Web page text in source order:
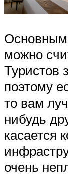
Основным
можно
Туристов
поэтому
то вам
нибудь
касается
очень